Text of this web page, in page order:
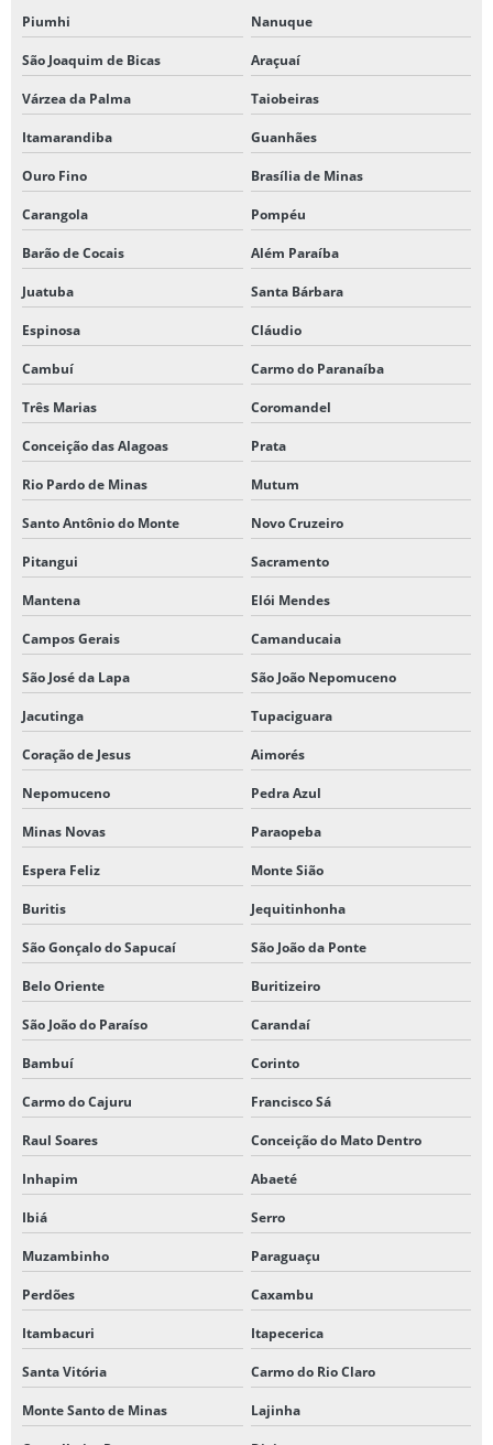
Piumhi Nanuque
São Joaquim de Bicas Araçuaí
Várzea da Palma Taiobeiras
Itamarandiba Guanhães
Ouro Fino Brasília de Minas
Carangola Pompéu
Barão de Cocais Além Paraíba
Juatuba Santa Bárbara
Espinosa Cláudio
Cambuí Carmo do Paranaíba
Três Marias Coromandel
Conceição das Alagoas Prata
Rio Pardo de Minas Mutum
Santo Antônio do Monte Novo Cruzeiro
Pitangui Sacramento
Mantena Elói Mendes
Campos Gerais Camanducaia
São José da Lapa São João Nepomuceno
Jacutinga Tupaciguara
Coração de Jesus Aimorés
Nepomuceno Pedra Azul
Minas Novas Paraopeba
Espera Feliz Monte Sião
Buritis Jequitinhonha
São Gonçalo do Sapucaí São João da Ponte
Belo Oriente Buritizeiro
São João do Paraíso Carandaí
Bambuí Corinto
Carmo do Cajuru Francisco Sá
Raul Soares Conceição do Mato Dentro
Inhapim Abaeté
Ibiá Serro
Muzambinho Paraguaçu
Perdões Caxambu
Itambacuri Itapecerica
Santa Vitória Carmo do Rio Claro
Monte Santo de Minas Lajinha